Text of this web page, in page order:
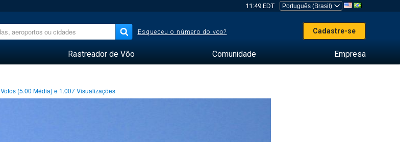
11:49 EDT
Esqueceu o número do voo? Cadastre-se
Rastreador de Vôo Comunidade Empresa
Votos (5.00 Média) e 1.007Visualizações